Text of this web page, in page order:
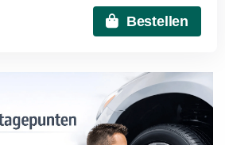
Bestellen